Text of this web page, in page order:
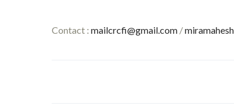
Contact : mailcrcfi@gmail.com /